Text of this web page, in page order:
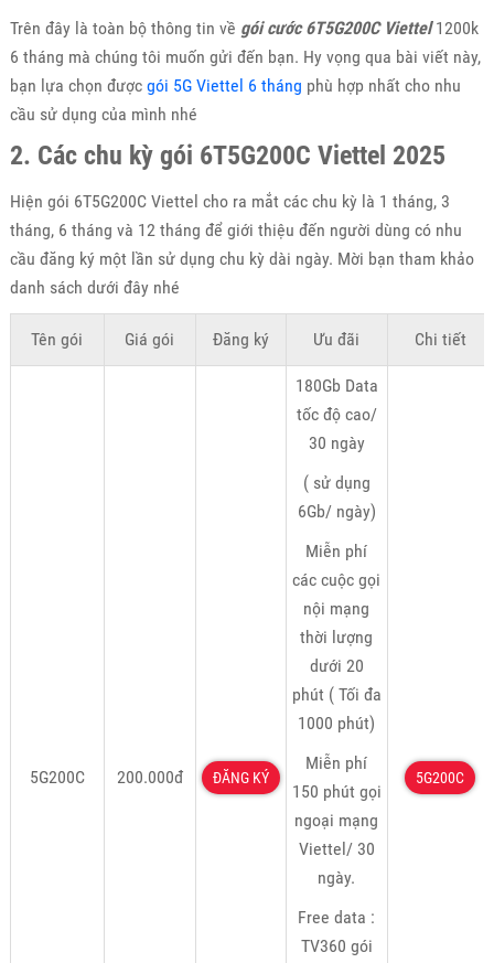
Trên đây là toàn bộ thông tin về gói cước 6T5G200C Viettel1200k
6 tháng mà chúng tôi muốn gửi đến bạn. Hy vọng qua bài viết này,
bạn lựa chọn được gói 5G Viettel 6 tháng phù hợp nhất cho nhu
cầu sử dụng của mình nhé
2. Các chu kỳ gói 6T5G200C Viettel 2025
Hiện gói 6T5G200C Viettel cho ra mắt các chu kỳ là 1 tháng, 3
tháng, 6 tháng và 12 tháng để giới thiệu đến người dùng có nhu
cầu đăng ký một lần sử dụng chu kỳ dài ngày. Mời bạn tham khảo
danh sách dưới đây nhé
Tên gói Giá gói Đăng ký Ưu đãi Chi tiết
5G200C 200.000đ ĐĂNG KÝ
180Gb Data
tốc độ cao/
30 ngày
( sử dụng
6Gb/ ngày)
Miễn phí
các cuộc gọi
nội mạng
thời lượng
dưới 20
phút ( Tối đa
1000 phút)
Miễn phí
150 phút gọi
ngoại mạng
Viettel/ 30
ngày.
Free data :
TV360 gói
5G200C